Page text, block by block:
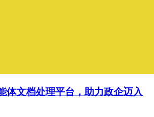
体文档处理平台，助力政企迈入